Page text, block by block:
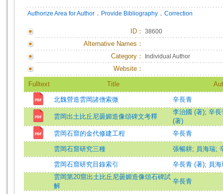
Authorize Area for Author ． Provide Bibliography ． Correction
ID ： 38600
Alternative Names：
Category：
Individual Author
Website：
Fulltext Title
北魏營造雲岡諸僧索微 辛長青
雲岡出土比丘尼曇媚造像頌碑文考釋
李治國 (著); 辛長
(著)
雲岡石窟的金代修建工程
辛長青
雲岡石窟研究三種 張暢耕; 員海瑞;
雲岡石窟研究目錄索引 辛長青 (著); 員
雲岡第20窟出土比丘尼曇媚造像頌石碑試
解
辛長青